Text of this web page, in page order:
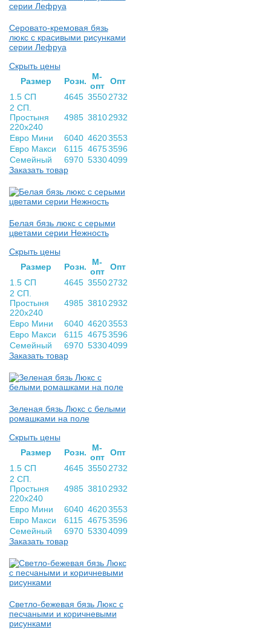
Серовато-кремовая бязь
люкс с красивыми рисунками
серии Лефруа
Скрыть цены
Раз­мер
Розн.
М-
опт Опт
1.5 СП
4645 3550 2732
2 СП.
Простыня
220х240
4985 3810 2932
Евро Мини 6040 46203553
Евро Макси
6115 46753596
Семейный
6970 53304099
Заказать товар
Белая бязь люкс с серыми
цветами серии Нежность
Скрыть цены
Раз­мер
Розн.
М-
опт Опт
1.5 СП
4645 3550 2732
2 СП.
Простыня
220х240
4985 3810 2932
Евро Мини 6040 46203553
Евро Макси
6115 46753596
Семейный
6970 53304099
Заказать товар
Зеленая бязь Люкс с белыми
ромашками на поле
Скрыть цены
Раз­мер
Розн.
М-
опт Опт
1.5 СП
4645 3550 2732
2 СП.
Простыня
220х240
4985 3810 2932
Евро Мини 6040 46203553
Евро Макси
6115 46753596
Семейный
6970 53304099
Заказать товар
Светло-бежевая бязь Люкс с
песчаными и коричневыми
рисунками